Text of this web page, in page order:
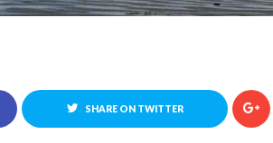
SHARE ON TWITTER